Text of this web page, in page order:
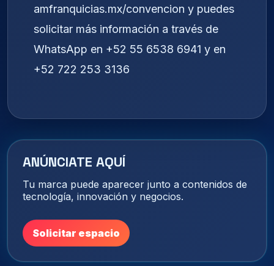
amfranquicias.mx/convencion y puedes
solicitar más información a través de
WhatsApp en +52 55 6538 6941 y en
+52 722 253 3136
ANÚNCIATE AQUÍ
Tu marca puede aparecer junto a contenidos de
tecnología, innovación y negocios.
Solicitar espacio